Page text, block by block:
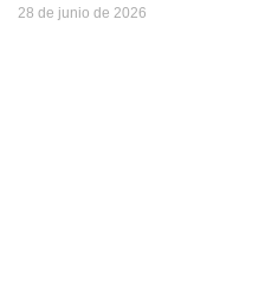
28 de junio de 2026